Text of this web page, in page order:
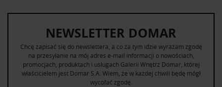
NEWSLETTER DOMAR
Chcę zapisać się do newslettera, a co za tym idzie wyrażam zgodę
na przesyłanie na mój adres e-mail informacji o nowościach,
promocjach, produktach i usługach Galerii Wnętrz Domar, której
właścicielem jest Domar S.A. Wiem, że w każdej chwili będę mógł
wycofać zgodę.